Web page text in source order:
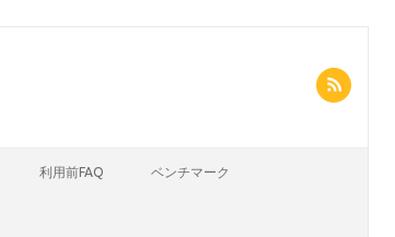
利用前FAQ ベンチマーク